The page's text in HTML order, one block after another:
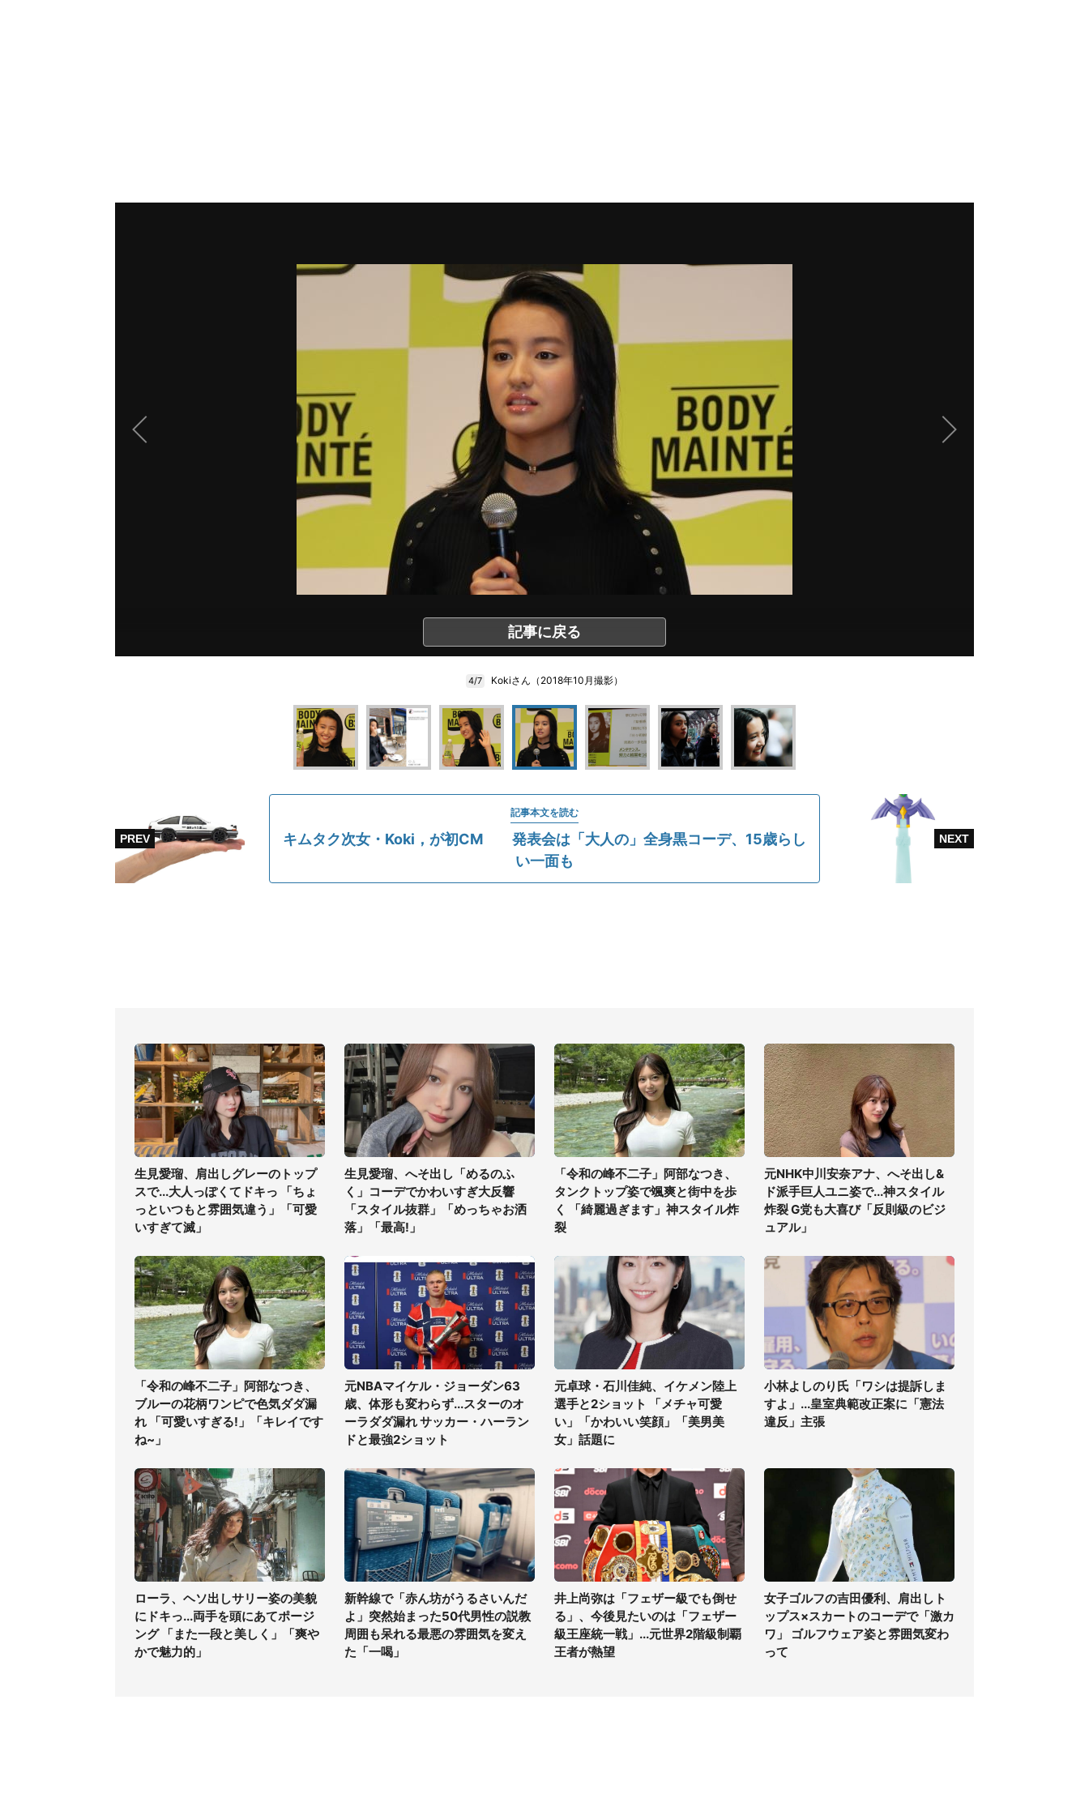
記事に戻る
4/7 Kokiさん（2018年10月撮影）
記事本文を読む
キムタク次女・Koki，が初CM 発表会は「大人の」全身黒コーデ、15歳らし
い一面も
生見愛瑠、肩出しグレーのトップ
スで...大人っぽくてドキっ 「ちょ
っといつもと雰囲気違う」「可愛
いすぎて滅」
生見愛瑠、へそ出し「めるのふ
く」コーデでかわいすぎ大反響
「スタイル抜群」「めっちゃお洒
落」「最高!」
「令和の峰不二子」阿部なつき、
タンクトップ姿で颯爽と街中を歩
く 「綺麗過ぎます」神スタイル炸
裂
元NHK中川安奈アナ、へそ出し&
ド派手巨人ユニ姿で...神スタイル
炸裂 G党も大喜び「反則級のビジ
ュアル」
「令和の峰不二子」阿部なつき、
ブルーの花柄ワンピで色気ダダ漏
れ 「可愛いすぎる!」「キレイです
ね~」
元NBAマイケル・ジョーダン63
歳、体形も変わらず...スターのオ
ーラダダ漏れ サッカー・ハーラン
ドと最強2ショット
元卓球・石川佳純、イケメン陸上
選手と2ショット 「メチャ可愛
い」「かわいい笑顔」「美男美
女」話題に
小林よしのり氏「ワシは提訴しま
すよ」...皇室典範改正案に「憲法
違反」主張
ローラ、ヘソ出しサリー姿の美貌
にドキっ...両手を頭にあてポージ
ング 「また一段と美しく」「爽や
かで魅力的」
新幹線で「赤ん坊がうるさいんだ
よ」突然始まった50代男性の説教
周囲も呆れる最悪の雰囲気を変え
た「一喝」
井上尚弥は「フェザー級でも倒せ
る」、今後見たいのは「フェザー
級王座統一戦」...元世界2階級制覇
王者が熱望
女子ゴルフの吉田優利、肩出しト
ップス×スカートのコーデで「激カ
ワ」 ゴルフウェア姿と雰囲気変わ
って